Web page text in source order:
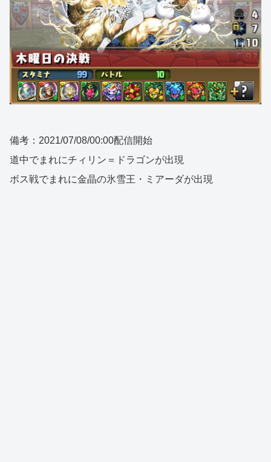
備考：2021/07/08/00:00配信開始
道中でまれにチィリン＝ドラゴンが出現
ボス戦でまれに金晶の氷雪王・ミアーダが出現